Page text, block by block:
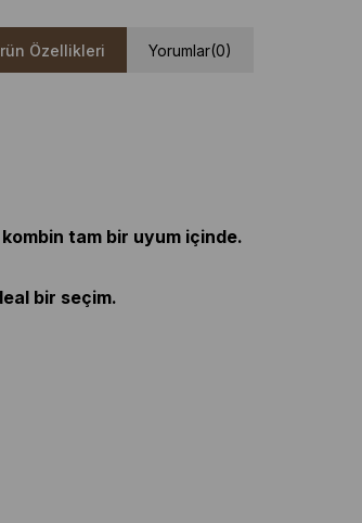
Özellikleri Yorumlar(0)
tam bir uyum içinde.
bir seçim.